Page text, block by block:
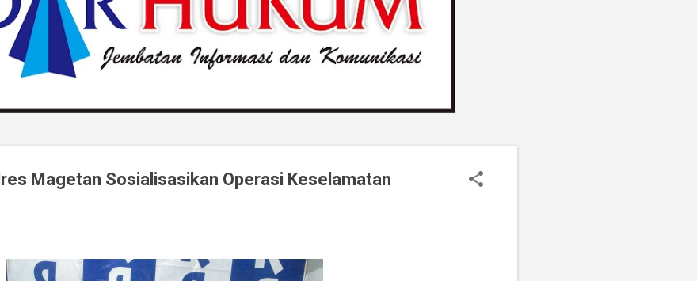
Magetan Sosialisasikan Operasi Keselamatan